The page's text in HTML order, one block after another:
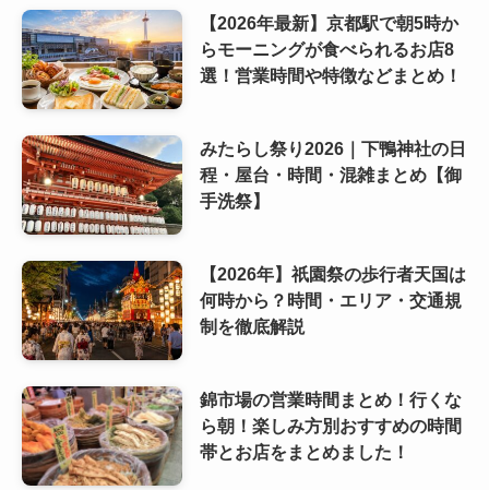
【2026年最新】京都駅で朝5時か
らモーニングが食べられるお店8
選！営業時間や特徴などまとめ！
みたらし祭り2026｜下鴨神社の日
程・屋台・時間・混雑まとめ【御
手洗祭】
【2026年】祇園祭の歩行者天国は
何時から？時間・エリア・交通規
制を徹底解説
錦市場の営業時間まとめ！行くな
ら朝！楽しみ方別おすすめの時間
帯とお店をまとめました！